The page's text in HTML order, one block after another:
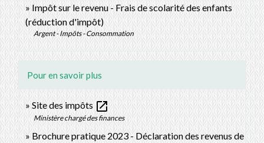
Impôt sur le revenu - Frais de scolarité des enfants
(réduction d'impôt)
Argent - Impôts - Consommation
Pour en savoir plus
Site des impôts open_in_new
Ministère chargé des finances
Brochure pratique 2023 - Déclaration des revenus de